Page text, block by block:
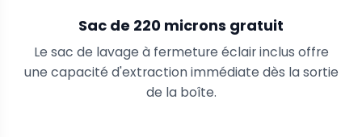
Sac de 220 microns gratuit
Le sac de lavage à fermeture éclair inclus offre
une capacité d'extraction immédiate dès la sortie
de la boîte.